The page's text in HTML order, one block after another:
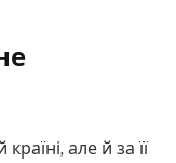
але й за її